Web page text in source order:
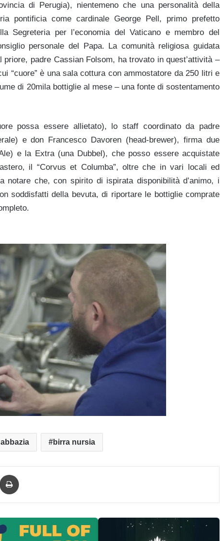
di Perugia), nientemeno che una personalità della
pontificia come cardinale George Pell, primo prefetto
Segreteria per l’economia del Vaticano e membro del
personale del Papa. La comunità religiosa guidata
priore, padre Cassian Folsom, ha trovato in quest’attività –
“cuore” è una sala cottura con ammostatore da 250 litri e
di 20mila bottiglie al mese – una fonte di sostentamento
possa essere allietato), lo staff coordinato da padre
e don Francesco Davoren (head-brewer), firma due
e la Extra (una Dubbel), che posso essere acquistate
il “Corvus et Columba”, oltre che in vari locali ed
che, con spirito di ispirata disponibilità d’animo, i
soddisfatti della bevuta, di riportare le bottiglie comprate
birra nursia
via mail